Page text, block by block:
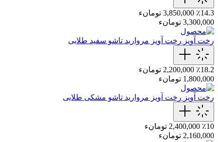
٪14.3 3,850,000 تومانء
3,300,000 تومانء
رخت آویز رخت‌ آویز مروارید تاشو‌ سفید طلایی
٪18.2 2,200,000 تومانء
1,800,000 تومانء
رخت آویز رخت‌ آویز مروارید تاشو‌ مشکی‌ طلایی
٪10 2,400,000 تومانء
2,160,000 تومانء